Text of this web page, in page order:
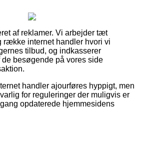
af reklamer. Vi arbejder tæt
række internet handler hvori vi
tilbud, og indkasserer
de besøgende på vores side
handler ajourføres hyppigt, men
for reguleringer der muligvis er
opdaterede hjemmesidens